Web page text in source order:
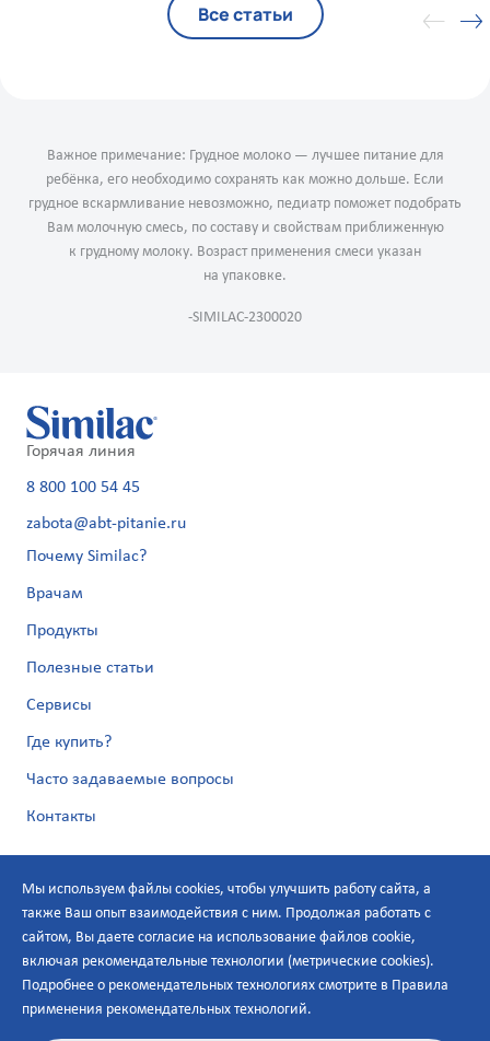
Все статьи
Важное примечание: Грудное молоко — лучшее питание для
ребёнка, его необходимо сохранять как можно дольше. Если
грудное вскармливание невозможно, педиатр поможет подобрать
Вам молочную смесь, по составу и свойствам приближенную
к грудному молоку. Возраст применения смеси указан
на упаковке.
-SIMILAC-2300020
Горячая линия
8 800 100 54 45
zabota@abt-pitanie.ru
Почему Similac?
Врачам
Продукты
Полезные статьи
Сервисы
Где купить?
Часто задаваемые вопросы
Контакты
Политика по персональным данным
Мы используем файлы cookies, чтобы улучшить работу сайта, а
также Ваш опыт взаимодействия с ним. Продолжая работать с
сайтом, Вы даете согласие на использование файлов cookie,
включая рекомендательные технологии (метрические cookies).
Подробнее о рекомендательных технологиях смотрите в Правила
применения рекомендательных технологий.